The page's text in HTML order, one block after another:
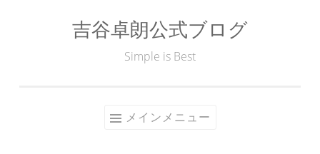
吉谷卓朗公式ブログ
Simple is Best
メインメニュー